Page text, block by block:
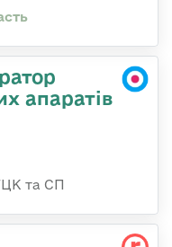
апаратів
та СП